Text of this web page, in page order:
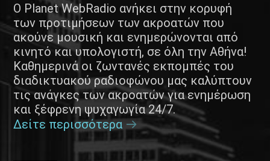
Ο Planet WebRadio ανήκει στην κορυφή
των προτιμήσεων των ακροατών που
ακούνε μουσική και ενημερώνονται από
κινητό και υπολογιστή, σε όλη την Αθήνα!
Καθημερινά οι ζωντανές εκπομπές του
διαδικτυακού ραδιοφώνου μας καλύπτουν
τις ανάγκες των ακροατών για ενημέρωση
και ξέφρενη ψυχαγωγία 24/7.
Δείτε περισσότερα